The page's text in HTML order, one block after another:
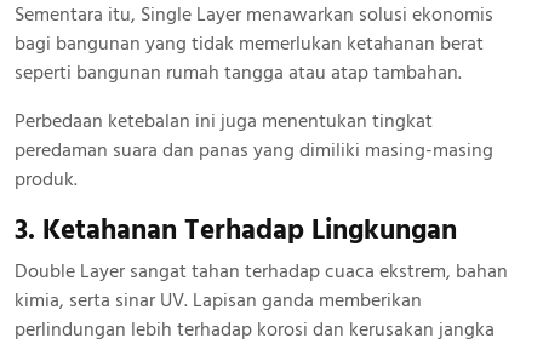
Sementara itu, Single Layer menawarkan solusi ekonomis
bagi bangunan yang tidak memerlukan ketahanan berat
seperti bangunan rumah tangga atau atap tambahan.
Perbedaan ketebalan ini juga menentukan tingkat
peredaman suara dan panas yang dimiliki masing-masing
produk.
3. Ketahanan Terhadap Lingkungan
Double Layer sangat tahan terhadap cuaca ekstrem, bahan
kimia, serta sinar UV. Lapisan ganda memberikan
perlindungan lebih terhadap korosi dan kerusakan jangka